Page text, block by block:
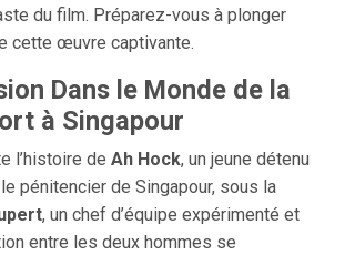
du film. Préparez-vous à plonger
cette œuvre captivante.
Dans le Monde de la
à Singapour
l’histoire de Ah Hock, un jeune détenu
pénitencier de Singapour, sous la
, un chef d’équipe expérimenté et
entre les deux hommes se